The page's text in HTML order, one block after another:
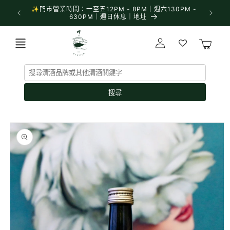
跳至內
容
遞每日
✨門市營業時間：一至五12PM - 8PM｜週六130PM -
630PM｜週日休息｜地址
登
入
物
搜尋
略過產
品資訊